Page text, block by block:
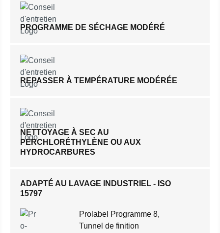
PROGRAMME DE SÉCHAGE MODÉRÉ
REPASSER À TEMPÉRATURE MODÉRÉE
NETTOYAGE À SEC AU
PERCHLORÉTHYLÈNE OU AUX
HYDROCARBURES
ADAPTÉ AU LAVAGE INDUSTRIEL - ISO
15797
Prolabel Programme 8,
Tunnel de finition